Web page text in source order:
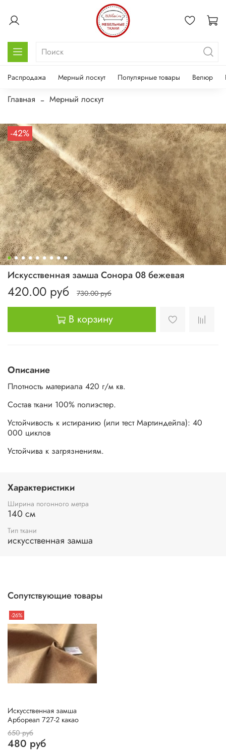
Распродажа Мерный лоскут Популярные товары Велюр
Главная Мерный лоскут
-42%
Искусственная замша Сонора 08 бежевая
420.00 руб 730.00 руб
В корзину
Описание
Плотность материала 420 г/м кв.
Состав ткани 100% полиэстер.
Устойчивость к истиранию (или тест Мартиндейла): 40
000 циклов
Устойчива к загрязнениям.
Характеристики
Ширина погонного метра
140 см
Тип ткани
искусственная замша
Сопутствующие товары
-26%
Искусственная замша
Арбореал 727-2 какао
650 руб
480 руб